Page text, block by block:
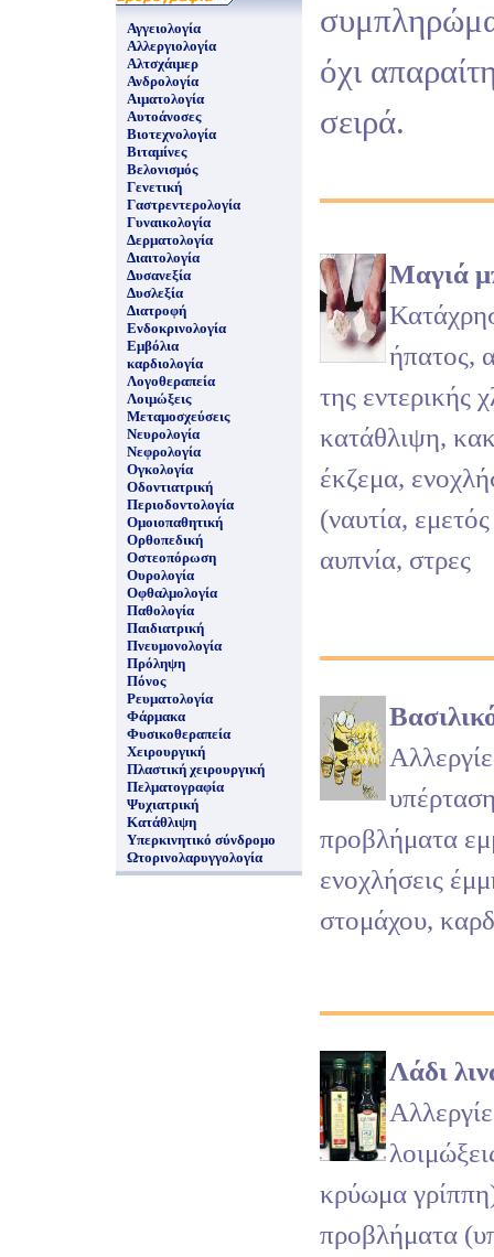
Αγγειολογία
Αλλεργιολογία
Αλτσχάιμερ
Ανδρολογία
Αιματολογία
Αυτοάνοσες
Βιοτεχνολογία
Βιταμίνες
Βελονισμός
Γενετική
Γαστρεντερολογία
Γυναικολογία
Δερματολογία
Διαιτολογία
Δυσανεξία
Δυσλεξία
Διατροφή
Ενδοκρινολογία
Εμβόλια
καρδιολογία
Λογοθεραπεία
Λοιμώξεις
Μεταμοσχεύσεις
Νευρολογία
Νεφρολογία
Ογκολογία
Οδοντιατρική
Περιοδοντολογία
Ομοιοπαθητική
Ορθοπεδική
Οστεοπόρωση
Ουρολογία
Οφθαλμολογία
Παθολογία
Παιδιατρική
Πνευμονολογία
Πρόληψη
Πόνος
Ρευματολογία
Φάρμακα
Φυσικοθεραπεία
Χειρουργική
Πλαστική χειρουργική
Πελματογραφία
Ψυχιατρική
Κατάθλιψη
Υπερκινητικό σύνδρομο
Ωτορινολαρυγγολογία
όχι
σειρά.
Μαγιά
ήπατος,
της εντερικής
κατάθλιψη,
έκζεμα,
(ναυτία,
αυπνία, στρες
προβλήματα
ενοχλήσεις
στομάχου,
Λάδι
κρύωμα
προβλήματα